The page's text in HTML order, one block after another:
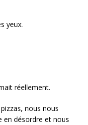
yeux.
réellement.
nous nous
en désordre et nous